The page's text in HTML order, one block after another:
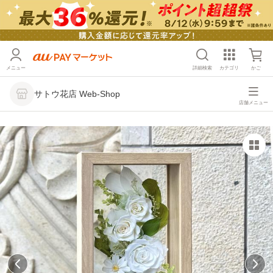
メニュー 詳細検索 カテゴリ かご
サトウ花店 Web-Shop
店舗メニュー